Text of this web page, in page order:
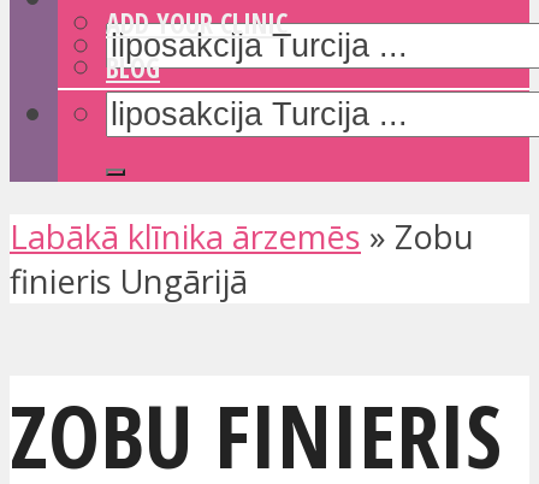
ADD YOUR CLINIC
BLOG
Labākā klīnika ārzemēs » Zobu
finieris Ungārijā
ZOBU FINIERIS